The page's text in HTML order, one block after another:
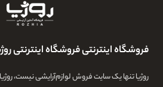
فروشگاه اینترنتی فروشگاه اینترنتی
روژیا تنها یک سایت فروش لوازم‌آرایشی نیست،